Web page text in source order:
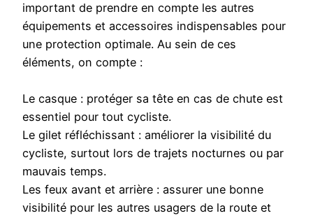
important de prendre en compte les autres
équipements et accessoires indispensables pour
une protection optimale. Au sein de ces
éléments, on compte :
Le casque : protéger sa tête en cas de chute est
essentiel pour tout cycliste.
Le gilet réfléchissant : améliorer la visibilité du
cycliste, surtout lors de trajets nocturnes ou par
mauvais temps.
Les feux avant et arrière : assurer une bonne
visibilité pour les autres usagers de la route et